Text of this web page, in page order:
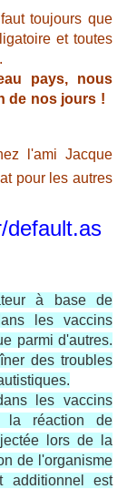
toujours que
et toutes
pays, nous
de nos jours !
l'ami Jacque
pour les autres
default.as
à base de
les vaccins
parmi d'autres.
des troubles
les vaccins
la réaction de
lors de la
de l'organisme
additionnel est